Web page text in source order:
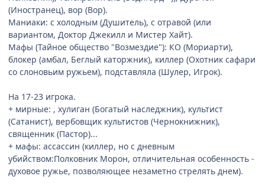
(Иностранец), вор (Вор).
Маниаки: с холодным (Душитель), с отравой (или
вариантом, Доктор Джекилл и Мистер Хайт).
Мафы (Тайное общество "Возмездие"): КО (Мориарти),
блокер (амбал, Беглый каторжник), киллер (Охотник сафари
со слоновьим ружьем), подставляла (Шулер, Игрок).
На 17-23 игрока.
+ мирные: , хулиган (Богатый наследжник), культист
(Сатанист), вербовщик культистов (Чернокнижник),
священник (Пастор)...
+ мафы: ассассин (киллер, но с дневным
убийством:Полковник Морон, отличительная особенность -
духовое ружье, позволяющее незаметно стрелять днем).